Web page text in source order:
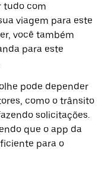
tudo com
viagem para este
você também
para este
pode depender
como o trânsito
solicitações.
que o app da
para o